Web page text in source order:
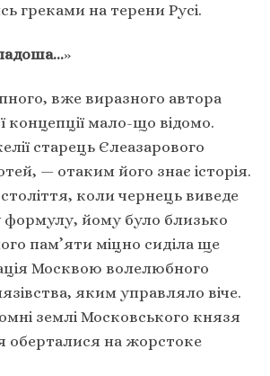
греками на терени Русі.
»
вже виразного автора
концепції мало-що відомо.
старець Єлеазарового
— отаким його знає історія.
коли чернець виведе
формулу, йому було близько
пам’яти міцно сиділа ще
Москвою волелюбного
яким управляло віче.
землі Московського князя
оберталися на жорстоке